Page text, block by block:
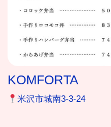
KOMFORTA
米沢市城南3-3-24